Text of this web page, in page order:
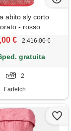
abito sly corto
- rosso
€ 2.416,00 €
gratuita
2
Farfetch